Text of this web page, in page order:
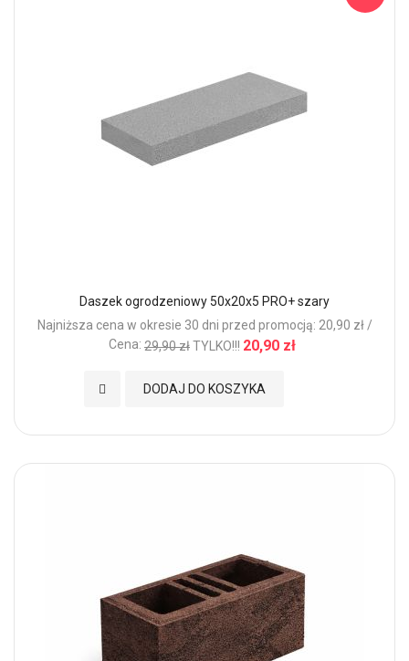
Daszek ogrodzeniowy 50x20x5 PRO+ szary
Najniższa cena w okresie 30 dni przed promocją: 20,90 zł /
Cena: 29,90 złTYLKO!!! 20,90 zł
DODAJ DO KOSZYKA
Dodaj do Ulubionych